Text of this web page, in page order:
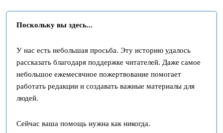
Поскольку вы здесь...
У нас есть небольшая просьба. Эту историю удалось
рассказать благодаря поддержке читателей. Даже самое
небольшое ежемесячное пожертвование помогает
работать редакции и создавать важные материалы для
людей.
Сейчас ваша помощь нужна как никогда.